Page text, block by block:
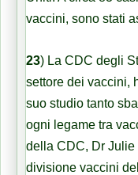
vaccini, sono stati
23) La CDC degli
settore dei vaccini,
suo studio tanto
ogni legame tra
della CDC, Dr Julie
divisione vaccini